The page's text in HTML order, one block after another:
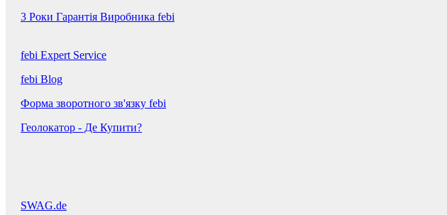
3 Роки Гарантія Виробника febi
febi Expert Service
febi Blog
Форма зворотного зв'язку febi
Геолокатор - Де Купити?
SWAG.de